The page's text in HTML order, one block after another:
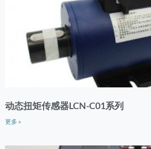
动态扭矩传感器LCN-C01系列
更多 »